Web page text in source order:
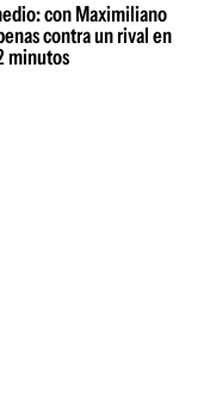
con Maximiliano
contra un rival en
minutos